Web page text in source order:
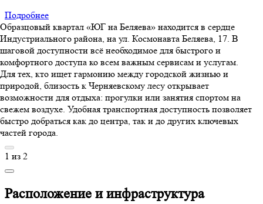
Подробнее
Образцовый квартал «ЮГ на Беляева» находится в сердце
Индустриального района, на ул. Космонавта Беляева, 17. В
шаговой доступности всё необходимое для быстрого и
комфортного доступа ко всем важным сервисам и услугам.
Для тех, кто ищет гармонию между городской жизнью и
природой, близость к Черняевскому лесу открывает
возможности для отдыха: прогулки или занятия спортом на
свежем воздухе. Удобная транспортная доступность позволяет
быстро добраться как до центра, так и до других ключевых
частей города.
1 из 2
Расположение и инфраструктура